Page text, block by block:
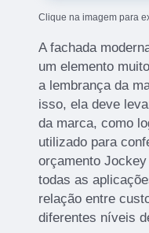
Clique na imagem para
A fachada
um elemento
a lembrança da
isso, ela deve
da marca, como
utilizado para
orçamento
todas as
relação entre
diferentes níveis